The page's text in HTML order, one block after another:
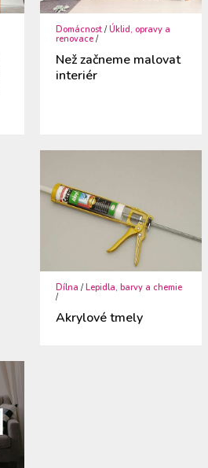
Domácnost /Úklid, opravy a
renovace /
Než začneme malovat
interiér
Dílna / Lepidla, barvy a chemie
/
Akrylové tmely